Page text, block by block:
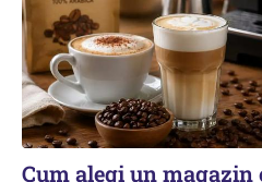
Cum alegi un magazin